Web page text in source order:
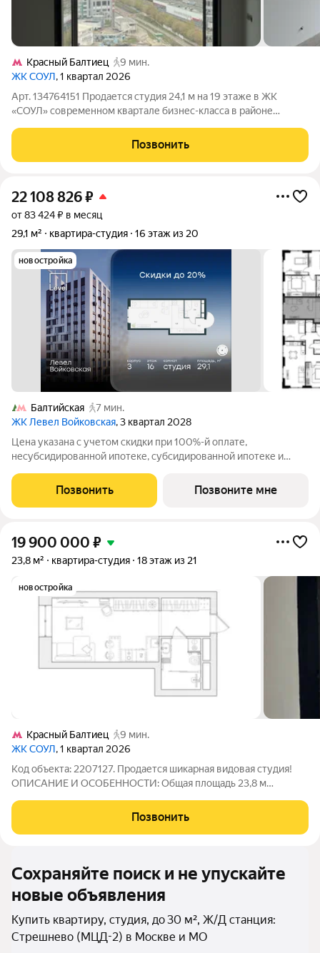
Красный Балтиец
9 мин.
ЖК СОУЛ, 1 квартал 2026
Арт. 134764151 Продается студия 24,1 м на 19 этаже в ЖК
«СОУЛ» современном квартале бизнес-класса в районе
расположена в проекте от девелопера FORMA, где
сочетаются выразительная архитектура,
Позвонить
22 108 826₽
от 83 424 ₽ в месяц
29,1 м²
квартира-студия 16 этаж из 20
новостройка
Балтийская
7 мин.
ЖК Левел Войковская, 3 квартал 2028
Цена указана с учетом скидки при 100%-й оплате,
несубсидированной ипотеке, субсидированной ипотеке и
зафиксируйте клиента в личном кабинете до обращения за
консультацией. Продается студия площадью 29.1
Позвонить Позвоните мне
19 900 000 ₽
23,8 м² квартира-студия 18 этаж из 21
новостройка
Красный Балтиец
9 мин.
ЖК СОУЛ, 1 квартал 2026
Код объекта: 2207127. Продается шикарная видовая студия!
ОПИСАНИЕ И ОСОБЕННОСТИ: Общая площадь 23,8 м
ключи на руках ПЛАНИРОВКА: Зона кухни 3 м Спальная зонаПозвонить
Сохраняйте поиск и не упускайте
новые объявления
Купить квартиру, студия, до 30 м², Ж/Д станция:
Стрешнево (МЦД-2) в Москве и МО